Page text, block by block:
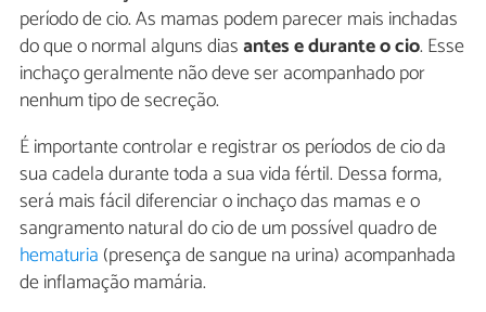
período de cio. As mamas podem parecer mais inchadas
do que o normal alguns diasantes e durante o cio. Esse
inchaço geralmente não deve ser acompanhado por
nenhum tipo de secreção.
É importante controlar e registrar os períodos de cio da
sua cadela durante toda a sua vida fértil. Dessa forma,
será mais fácil diferenciar o inchaço das mamas e o
sangramento natural do cio de um possível quadro de
hematuria (presença de sangue na urina) acompanhada
de inflamação mamária.